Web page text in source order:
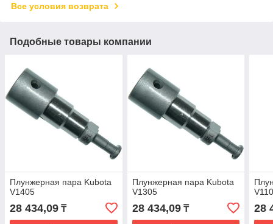
Все условия возврата
Подобные товары компании
Плунжерная пара Kubota
V1405
28 434,09 ₸
Плунжерная пара Kubota
V1305
28 434,09₸ 28